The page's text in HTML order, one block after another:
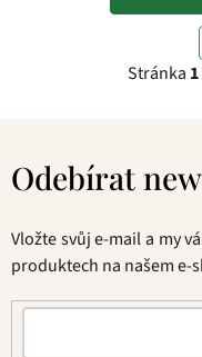
Stránka 1
Odebírat
Vložte svůj e-mail a my
produktech na našem e-